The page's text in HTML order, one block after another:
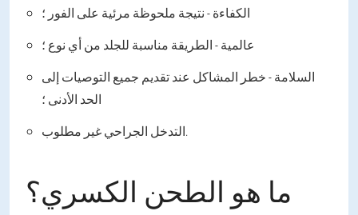
الكفاءة - نتيجة ملحوظة مرئية على الفور ؛
عالمية - الطريقة مناسبة للجلد من أي نوع ؛
السلامة - خطر المشاكل عند تقديم جميع التوصيات إلى
الحد الأدنى ؛
التدخل الجراحي غير مطلوب.
ما هو الطحن الكسري؟